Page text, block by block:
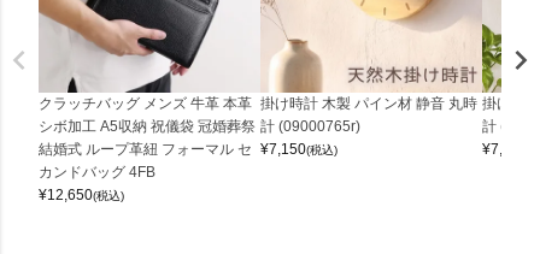
クラッチバッグ メンズ 牛革 本革
シボ加工 A5収納 祝儀袋 冠婚葬祭
結婚式 ループ革紐 フォーマル セ
カンドバッグ 4FB
¥12,650(税込)
掛け時計 木製 パイン材 静音 丸時
計 (09000765r)
¥7,150(税込)
掛け時
計
¥7,150